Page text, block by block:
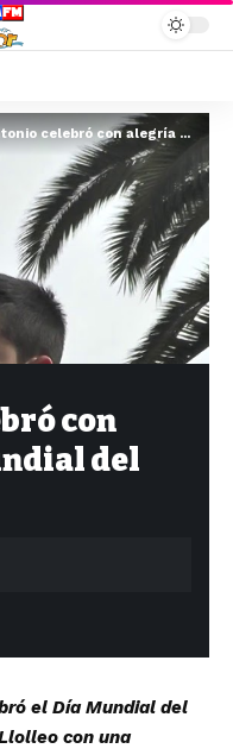
con alegría el Día Mundial del Medio Ambiente
con
del
el Día Mundial del
con una